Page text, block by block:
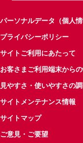
パーソナルデータ（個人
プライバシーポリシー
サイトご利用にあたって
お客さまご利用端末から
見やすさ・使いやすさの
サイトメンテナンス情報
サイトマップ
ご意見・ご要望